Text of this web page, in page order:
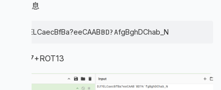
附件信息
DJ?ELCaecBfBa?eeCAABBD?AfgBghDChab_N
ROT47+ROT13